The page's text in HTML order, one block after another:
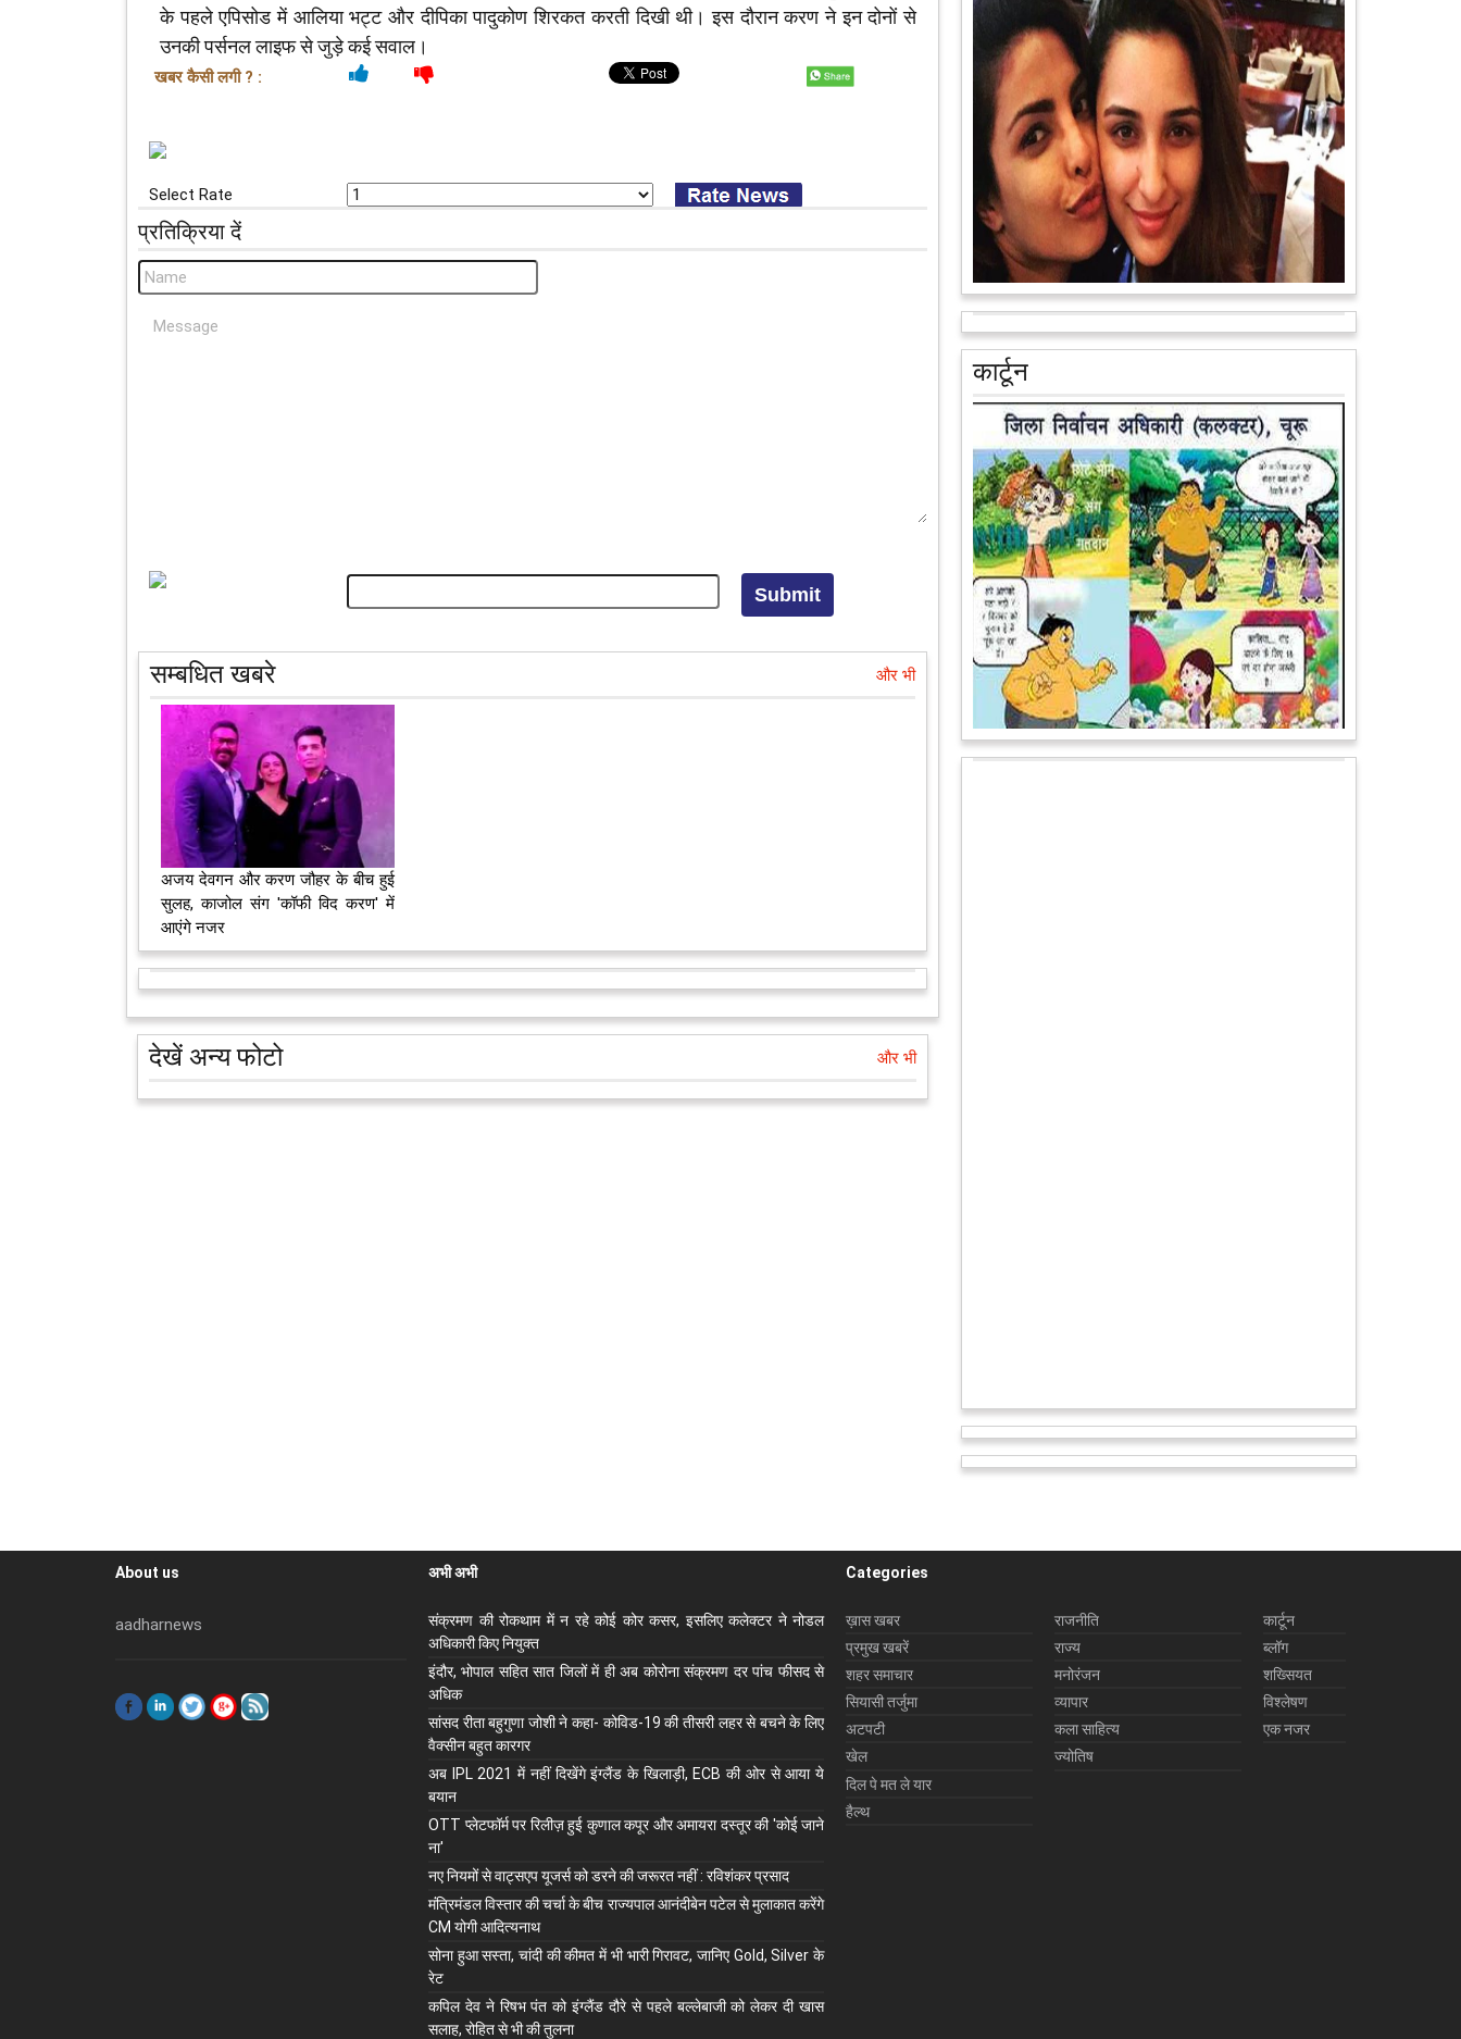
के पहले एपिसोड में आलिया भट्ट और दीपिका पादुकोण शिरकत करती दिखी थी। इस दौरान करण ने इन दोनों से
उनकी पर्सनल लाइफ से जुड़े कई सवाल।
खबर कैसी लगी ? :
Select Rate
प्रतिक्रिया दें
सम्बधित खबरे और भी
अजय देवगन और करण जौहर के बीच हुई
सुलह, काजोल संग 'कॉफी विद करण' में
आएंगे नजर
देखें अन्य फोटो और भी
अब एक आइडिया बदलेगा हिमाचल के युवाओं की किस्मत, जानिए
कैसे
हमीरपुर में अब एक आइडिया युवाओं की किस्मत बदलने जा रहा है।
भारत सरकार के स्टार्टअप मिशन के तहत सबंधित टीम मोबाइल
वैन के जरिए पूरे देश के कोने-कोने मे... आगे पढ़ें
आरक्षण के विरोध में राजा भैया बोले, प्रमोशन का आधार गुणवत्ता
और वरिष्ठता हो, जाति नहीं
प्रतापगढ़ के कुंडा से बाहुबली विधायक रघुराज प्रताप सिंह उर्फ
राजा भैया ने शुक्रवार को लखनऊ में प्रेस कांफ्रेंस कर नई
राजनीतिक पार्टी बनाने की आधिकारिक... आगे पढ़ें
पेट पकड़ कर हंसने पर मजबूर हो जायेंगे आप जानवरों की ये अदाएं
देखकर
कल्पना कीजिये उस दृश्य की, जिसमें कोई गिलहरी किसी मेंढक के
साथ लिप-लॉक कर रही हो। गिलहरी झूला झूल रही हो।आगे पढ़ें
कार्टून
About us
aadharnews
अभी अभी
संक्रमण की रोकथाम में न रहे कोई कोर कसर, इसलिए कलेक्‍टर ने नोडल
अधिकारी किए नियुक्‍त
इंदौर, भोपाल सहित सात जिलों में ही अब कोरोना संक्रमण दर पांच फीसद से
अधिक
सांसद रीता बहुगुणा जोशी ने कहा- कोविड-19 की तीसरी लहर से बचने के लिए
वैक्सीन बहुत कारगर
अब IPL 2021 में नहीं दिखेंगे इंग्लैंड के खिलाड़ी, ECB की ओर से आया ये
बयान
OTT प्लेटफॉर्म पर रिलीज़ हुई कुणाल कपूर और अमायरा दस्तूर की 'कोई जाने
ना'
नए नियमों से वाट्सएप यूजर्स को डरने की जरूरत नहीं : रविशंकर प्रसाद
मंंत्रिमंडल विस्तार की चर्चा के बीच राज्यपाल आनंदीबेन पटेल से मुलाकात करेंगे
CM योगी आदित्यनाथ
सोना हुआ सस्ता, चांदी की कीमत में भी भारी गिरावट, जानिए Gold, Silver के
रेट
कपिल देव ने रिषभ पंत को इंग्लैंड दौरे से पहले बल्लेबाजी को लेकर दी खास
सलाह, रोहित से भी की तुलना
Categories
ख़ास खबर
प्रमुख खबरें
शहर समाचार
सियासी तर्जुमा
अटपटी
खेल
दिल पे मत ले यार
हैल्थ
राजनीति
राज्य
मनोरंजन
व्यापार
कला साहित्य
ज्योतिष
कार्टून
ब्लॉग
शख्सियत
विश्लेषण
एक नजर